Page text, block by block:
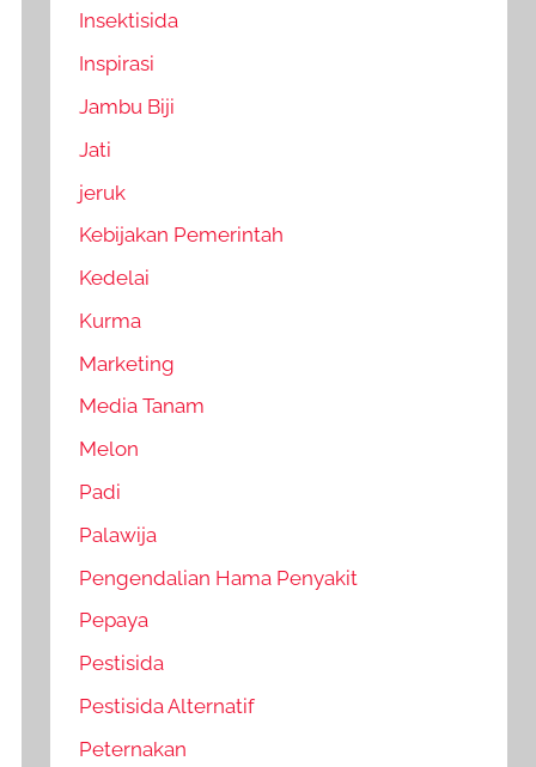
Insektisida
Inspirasi
Jambu Biji
Jati
jeruk
Kebijakan Pemerintah
Kedelai
Kurma
Marketing
Media Tanam
Melon
Padi
Palawija
Pengendalian Hama Penyakit
Pepaya
Pestisida
Pestisida Alternatif
Peternakan